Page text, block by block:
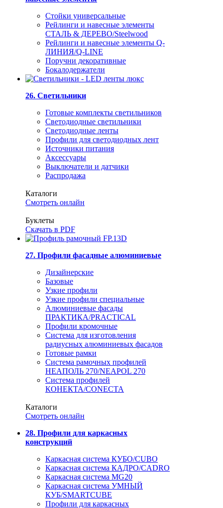
Стойки универсальные
Рейлинги и навесные элементы
СТАЛЬ & ДЕРЕВО/Steelwood
Рейлинги и навесные элементы Q-
ЛИНИЯ/Q-LINE
Поручни декоративные
Бокалодержатели
26. Светильники
Готовые комплекты светильников
Светодиодные светильники
Светодиодные ленты
Профили для светодиодных лент
Источники питания
Аксессуары
Выключатели и датчики
Распродажа
Каталоги
Смотреть онлайн
Буклеты
Скачать в PDF
27. Профили фасадные алюминиевые
Дизайнерские
Базовые
Узкие профили
Узкие профили специальные
Алюминиевые фасады
ПРАКТИКА/PRACTICAL
Профили кромочные
Система для изготовления
радиусных алюминиевых фасадов
Готовые рамки
Система рамочных профилей
НЕАПОЛЬ 270/NEAPOL 270
Система профилей
КОНЕКТА/CONECTA
Каталоги
Смотреть онлайн
28. Профили для каркасных
конструкций
Каркасная система КУБО/CUBO
Каркасная система КАДРО/CADRO
Каркасная система MG20
Каркасная система УМНЫЙ
КУБ/SMARTCUBE
Профили для каркасных